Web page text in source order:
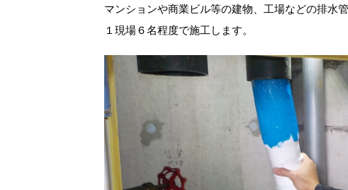
マンションや商業ビル等の建物、工場などの排水
１現場６名程度で施工します。